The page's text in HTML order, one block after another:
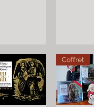
Coffret